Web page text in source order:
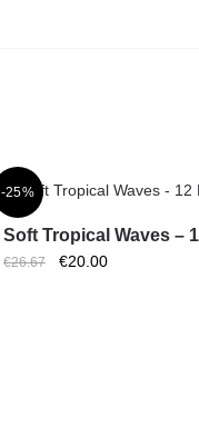
-25%
Soft Tropical Waves –
€26.67
Oorspronkelijke
€20.00Huidige